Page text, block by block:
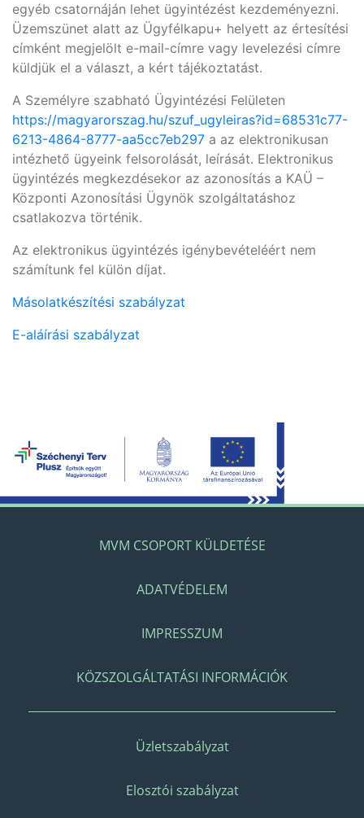
egyéb csatornáján lehet ügyintézést kezdeményezni.
Üzemszünet alatt az Ügyfélkapu+ helyett az értesítési
címként megjelölt e-mail-címre vagy levelezési címre
küldjük el a választ, a kért tájékoztatást.
A Személyre szabható Ügyintézési Felületen
https://magyarorszag.hu/szuf_ugyleiras?id=68531c77-
6213-4864-8777-aa5cc7eb297 a az elektronikusan
intézhető ügyeink felsorolását, leírását. Elektronikus
ügyintézés megkezdésekor az azonosítás a KAÜ –
Központi Azonosítási Ügynök szolgáltatáshoz
csatlakozva történik.
Az elektronikus ügyintézés igénybevételéért nem
számítunk fel külön díjat.
Másolatkészítési szabályzat
E-aláírási szabályzat
MVM CSOPORT KÜLDETÉSE
ADATVÉDELEM
IMPRESSZUM
KÖZSZOLGÁLTATÁSI INFORMÁCIÓK
Üzletszabályzat
Elosztói szabályzat